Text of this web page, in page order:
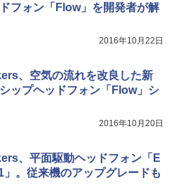
ドフォン「Flow」を開発者が解
2016年10月22日
、空気の流れを改良した新
ップヘッドフォン「Flow」シ
2016年10月20日
、平面駆動ヘッドフォン「E
」。従来機のアップグレードも